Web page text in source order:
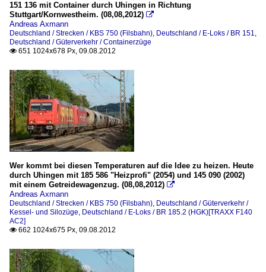
151 136 mit Container durch Uhingen in Richtung
Stuttgart/Kornwestheim. (08,08,2012) 
Andreas Axmann
Deutschland / Strecken / KBS 750 (Filsbahn), Deutschland / E-Loks / BR 151,
Deutschland / Güterverkehr / Containerzüge
 651 1024x678 Px, 09.08.2012
Wer kommt bei diesen Temperaturen auf die Idee zu heizen. Heute
durch Uhingen mit 185 586 "Heizprofi" (2054) und 145 090 (2002)
mit einem Getreidewagenzug. (08,08,2012) 
Andreas Axmann
Deutschland / Strecken / KBS 750 (Filsbahn), Deutschland / Güterverkehr /
Kessel- und Silozüge, Deutschland / E-Loks / BR 185.2 (HGK)[TRAXX F140
AC2]
 662 1024x675 Px, 09.08.2012